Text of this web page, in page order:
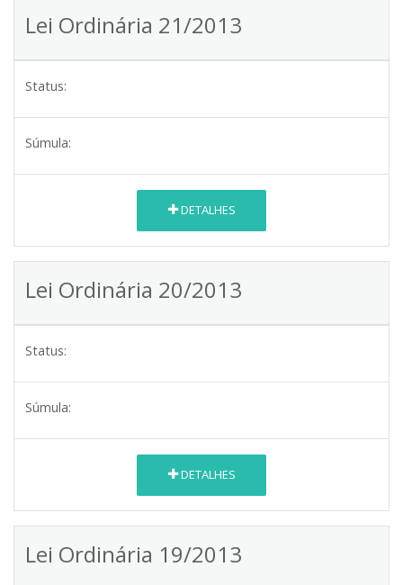
Lei Ordinária 21/2013
Status:
Súmula:
DETALHES
Lei Ordinária 20/2013
Status:
Súmula:
DETALHES
Lei Ordinária 19/2013